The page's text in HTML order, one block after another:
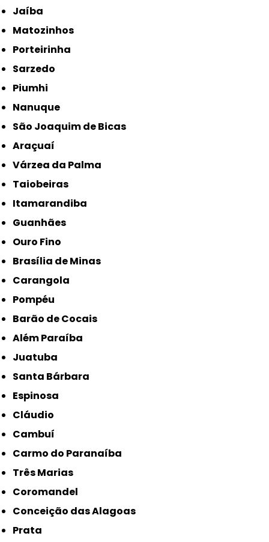
Jaíba
Matozinhos
Porteirinha
Sarzedo
Piumhi
Nanuque
São Joaquim de Bicas
Araçuaí
Várzea da Palma
Taiobeiras
Itamarandiba
Guanhães
Ouro Fino
Brasília de Minas
Carangola
Pompéu
Barão de Cocais
Além Paraíba
Juatuba
Santa Bárbara
Espinosa
Cláudio
Cambuí
Carmo do Paranaíba
Três Marias
Coromandel
Conceição das Alagoas
Prata